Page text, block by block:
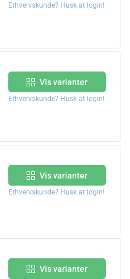
Erhvervskunde? Husk at login!
Vis varianter
Erhvervskunde? Husk at login!
Vis varianter
Erhvervskunde? Husk at login!
Vis varianter